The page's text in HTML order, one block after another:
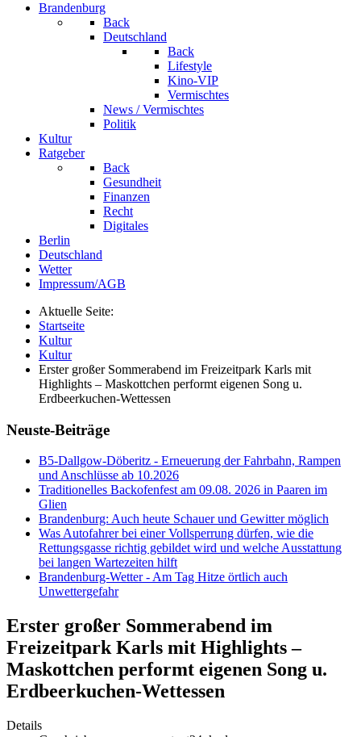
Brandenburg
Back
Deutschland
Back
Lifestyle
Kino-VIP
Vermischtes
News / Vermischtes
Politik
Kultur
Ratgeber
Back
Gesundheit
Finanzen
Recht
Digitales
Berlin
Deutschland
Wetter
Impressum/AGB
Aktuelle Seite:
Startseite
Kultur
Kultur
Erster großer Sommerabend im Freizeitpark Karls mit
Highlights – Maskottchen performt eigenen Song u.
Erdbeerkuchen-Wettessen
Neuste-Beiträge
B5-Dallgow-Döberitz - Erneuerung der Fahrbahn, Rampen
und Anschlüsse ab 10.2026
Traditionelles Backofenfest am 09.08. 2026 in Paaren im
Glien
Brandenburg: Auch heute Schauer und Gewitter möglich
Was Autofahrer bei einer Vollsperrung dürfen, wie die
Rettungsgasse richtig gebildet wird und welche Ausstattung
bei langen Wartezeiten hilft
Brandenburg-Wetter - Am Tag Hitze örtlich auch
Unwettergefahr
Erster großer Sommerabend im
Freizeitpark Karls mit Highlights –
Maskottchen performt eigenen Song u.
Erdbeerkuchen-Wettessen
Details